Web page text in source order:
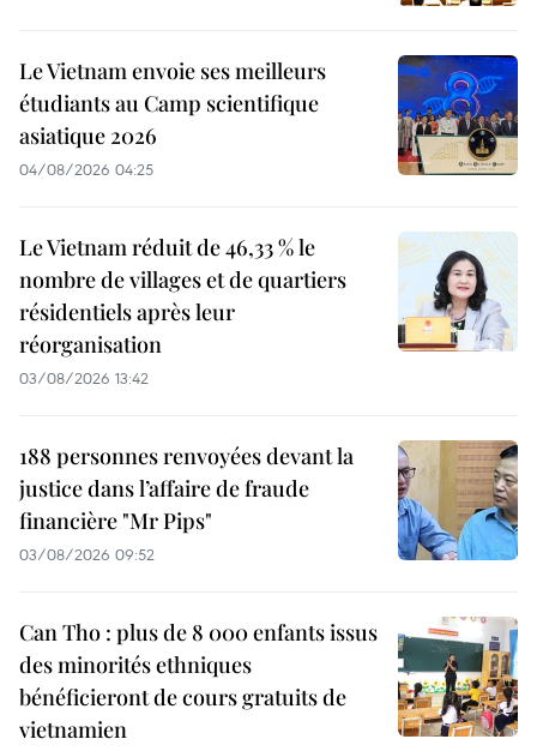
Le Vietnam envoie ses meilleurs
étudiants au Camp scientifique
asiatique 2026
04/08/2026 04:25
Le Vietnam réduit de 46,33 % le
nombre de villages et de quartiers
résidentiels après leur
réorganisation
03/08/2026 13:42
188 personnes renvoyées devant la
justice dans l’affaire de fraude
financière "Mr Pips"
03/08/2026 09:52
Can Tho : plus de 8 000 enfants issus
des minorités ethniques
bénéficieront de cours gratuits de
vietnamien